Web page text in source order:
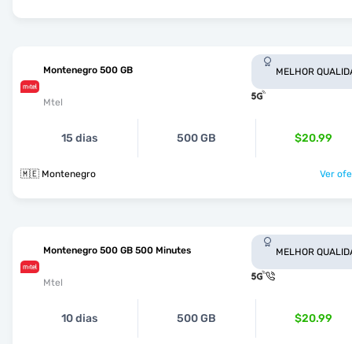
Montenegro 500 GB
Mtel
MELHOR
15 dias 500 GB $20.99
🇲🇪 Montenegro Ver
Montenegro 500 GB 500 Minutes
Mtel
MELHOR
10 dias 500 GB $20.99